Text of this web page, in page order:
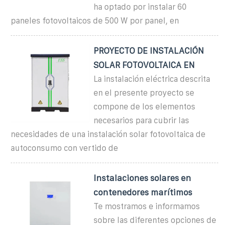
ha optado por instalar 60
paneles fotovoltaicos de 500 W por panel, en
PROYECTO DE INSTALACIÓN
SOLAR FOTOVOLTAICA EN
La instalación eléctrica descrita
en el presente proyecto se
compone de los elementos
necesarios para cubrir las
necesidades de una instalación solar fotovoltaica de
autoconsumo con vertido de
Instalaciones solares en
contenedores marítimos
Te mostramos e informamos
sobre las diferentes opciones de